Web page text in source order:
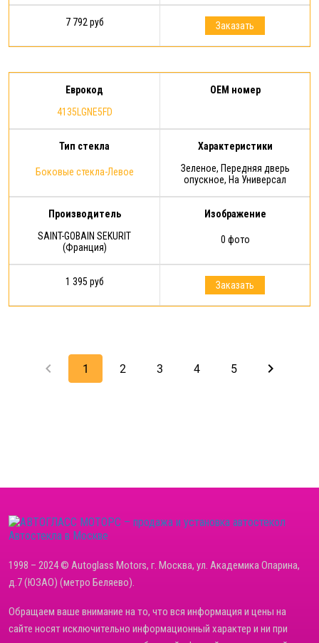
7 792 руб Заказать
Еврокод
4135LGNE5FD
OEM номер
Тип стекла
Боковые стекла-Левое
Характеристики
Зеленое, Передняя дверь
опускное, На Универсал
Производитель
SAINT-GOBAIN SEKURIT
(Франция)
Изображение
0 фото
1 395 руб Заказать
keyboard_arrow_left 1 2 3 4 5 keyboard_arrow_right
Автостекла в Москве
1998 – 2024 © Autoglass Motors, г. Москва, ул. Академика Опарина,
д.7 (ЮЗАО) (метро Беляево).
Обращаем ваше внимание на то, что вся информация и цены на
сайте носят исключительно информационный характер и ни при